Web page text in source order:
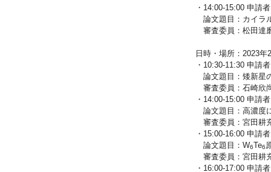
・14:00-15:00 申請
論文題目：カイラ
審査委員：松田達
日時・場所：2023
・10:30-11:30 申請
論文題目：矮新星
審査委員：石崎欣
・14:00-15:00 申請
論文題目：高濃度
審査委員：宮田耕
・15:00-16:00 申請
論文題目：W6Te6
審査委員：宮田耕
・16:00-17:00 申請